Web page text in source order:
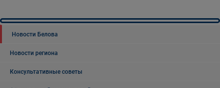
Новости Белова
Новости региона
Консультативные советы